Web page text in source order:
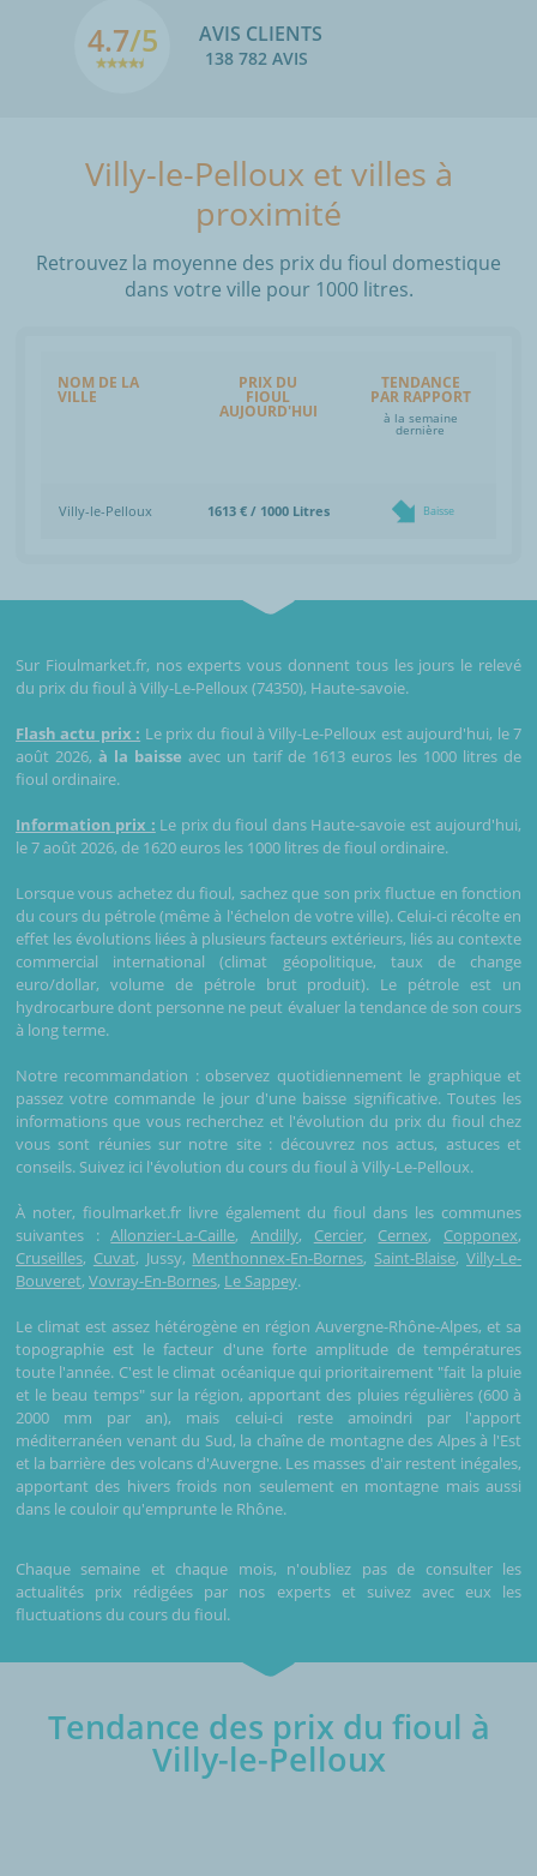
4.7/5 AVIS CLIENTS
138 782 AVIS
Villy-le-Pelloux et villes à
proximité
Retrouvez la moyenne des prix du fioul domestique
dans votre ville pour 1000 litres.
NOM DE LA
VILLE
PRIX DU
FIOUL
AUJOURD'HUI
TENDANCE
PAR RAPPORT
à la semaine
dernière
Villy-le-Pelloux 1613 € / 1000 Litres Baisse
Sur Fioulmarket.fr, nos experts vous donnent tous les jours le relevé
du prix du fioul à Villy-Le-Pelloux (74350), Haute-savoie.
Flash actu prix : Le prix du fioul à Villy-Le-Pelloux est aujourd'hui, le 7
août 2026,à la baisse avec un tarif de 1613 euros les 1000 litres de
fioul ordinaire.
Information prix : Le prix du fioul dans Haute-savoie est aujourd'hui,
le 7 août 2026, de 1620 euros les 1000 litres de fioul ordinaire.
Lorsque vous achetez du fioul, sachez que son prix fluctue en fonction
du cours du pétrole (même à l'échelon de votre ville). Celui-ci récolte en
effet les évolutions liées à plusieurs facteurs extérieurs, liés au contexte
commercial international (climat géopolitique, taux de change
euro/dollar, volume de pétrole brut produit). Le pétrole est un
hydrocarbure dont personne ne peut évaluer la tendance de son cours
à long terme.
Notre recommandation : observez quotidiennement le graphique et
passez votre commande le jour d'une baisse significative. Toutes les
informations que vous recherchez et l'évolution du prix du fioul chez
vous sont réunies sur notre site : découvrez nos actus, astuces et
conseils. Suivez ici l'évolution du cours du fioul à Villy-Le-Pelloux.
À noter, fioulmarket.fr livre également du fioul dans les communes
suivantes :Allonzier-La-Caille,Andilly, Cercier, Cernex, Copponex,
Cruseilles, Cuvat, Jussy, Menthonnex-En-Bornes, Saint-Blaise,Villy-Le-
Bouveret, Vovray-En-Bornes, Le Sappey.
Le climat est assez hétérogène en région Auvergne-Rhône-Alpes, et sa
topographie est le facteur d'une forte amplitude de températures
toute l'année. C'est le climat océanique qui prioritairement "fait la pluie
et le beau temps" sur la région, apportant des pluies régulières (600 à
2000 mm par an), mais celui-ci reste amoindri par l'apport
méditerranéen venant du Sud, la chaîne de montagne des Alpes à l'Est
et la barrière des volcans d'Auvergne. Les masses d'air restent inégales,
apportant des hivers froids non seulement en montagne mais aussi
dans le couloir qu'emprunte le Rhône.
Chaque semaine et chaque mois, n'oubliez pas de consulter les
actualités prix rédigées par nos experts et suivez avec eux les
fluctuations du cours du fioul.
Tendance des prix du fioul à
Villy-le-Pelloux